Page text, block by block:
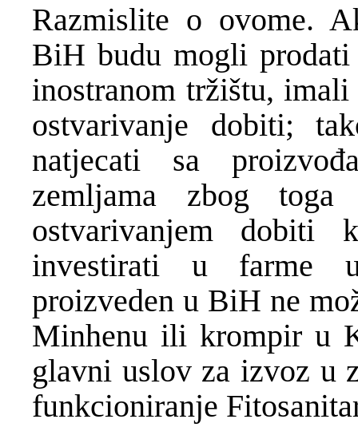
Razmislite o ovome.
BiH budu mogli
inostranom tržištu,
ostvarivanje dobiti;
natjecati sa
zemljama zbog
ostvarivanjem dobiti
investirati u farme
proizveden u BiH ne
Minhenu ili krompir u
glavni uslov za izvoz u
funkcioniranje